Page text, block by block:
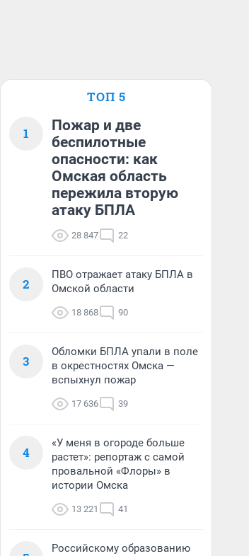
ТОП 5
1
Пожар и две
беспилотные
опасности: как
Омская область
пережила вторую
атаку БПЛА
28 847 22
2
ПВО отражает атаку БПЛА в
Омской области
18 868 90
3
Обломки БПЛА упали в поле
в окрестностях Омска —
вспыхнул пожар
17 636 39
4
«У меня в огороде больше
растет»: репортаж с самой
провальной «Флоры» в
истории Омска
13 221 41
Российскому образованию